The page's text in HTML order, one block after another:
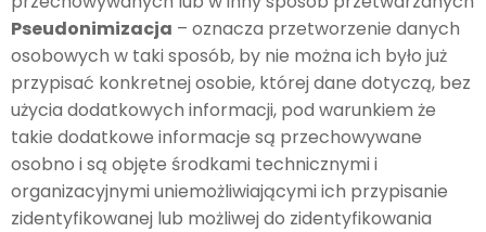
Pseudonimizacja – oznacza przetworzenie danych
osobowych w taki sposób, by nie można ich było już
przypisać konkretnej osobie, której dane dotyczą, bez
użycia dodatkowych informacji, pod warunkiem że
takie dodatkowe informacje są przechowywane
osobno i są objęte środkami technicznymi i
organizacyjnymi uniemożliwiającymi ich przypisanie
zidentyfikowanej lub możliwej do zidentyfikowania